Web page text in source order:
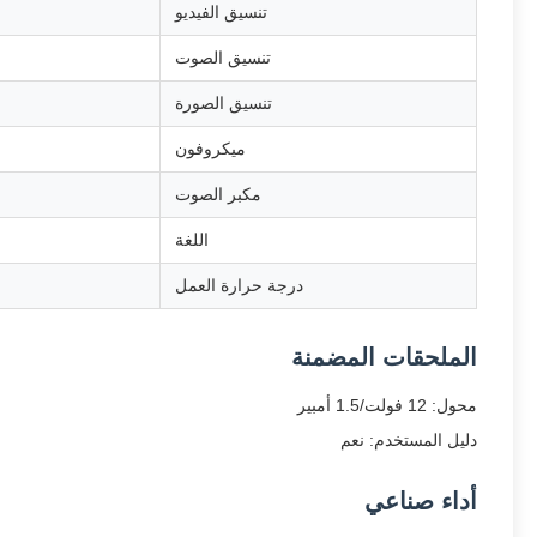
تنسيق الفيديو
تنسيق الصوت
تنسيق الصورة
ميكروفون
مكبر الصوت
اللغة
درجة حرارة العمل
الملحقات المضمنة
محول: 12 فولت/1.5 أمبير
دليل المستخدم: نعم
أداء صناعي